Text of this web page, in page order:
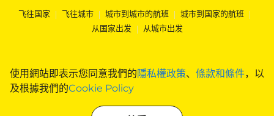
使用網站即表示您同意我們的隱私權政策、 條款和條件，以
及根據我們的Cookie Policy
飞往国家 | 飞往城市 | 城市到城市的航班 | 城市到国家的航班 |
从国家出发 | 从城市出发